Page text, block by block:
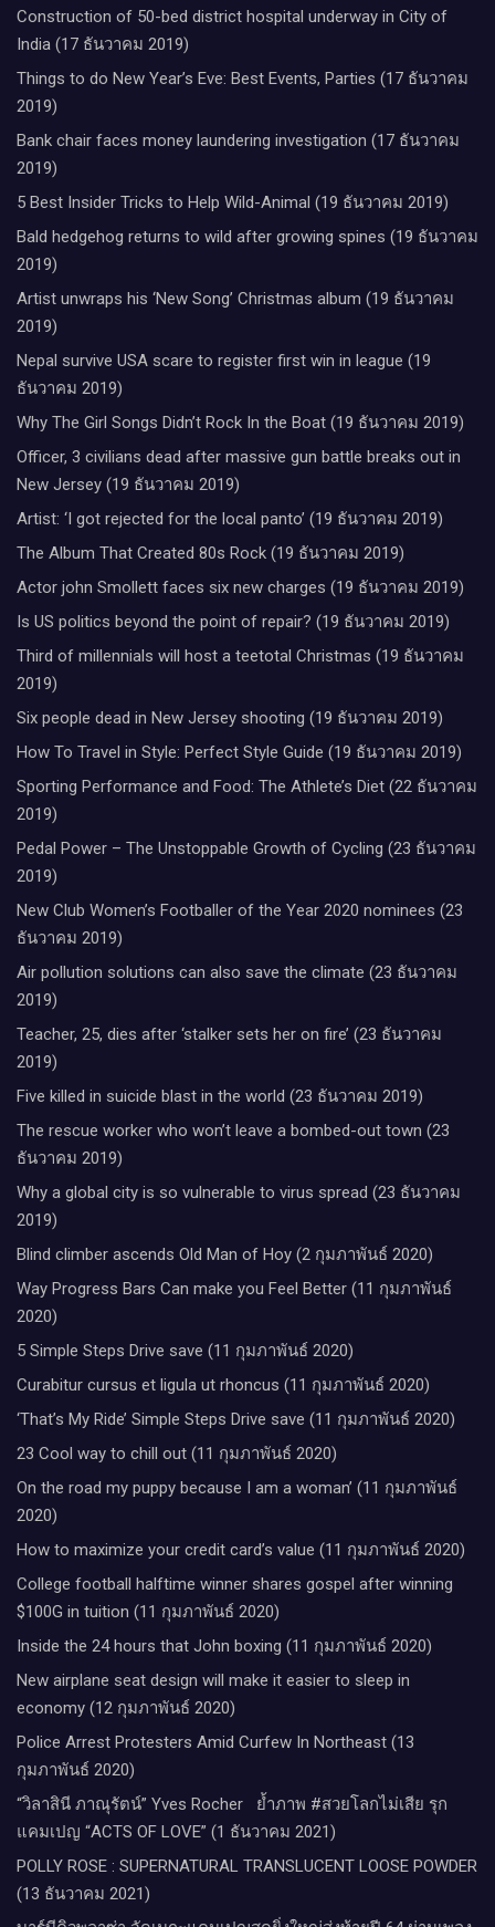
Construction of 50-bed district hospital underway in City of
India (17 ธันวาคม 2019)
Things to do New Year’s Eve: Best Events, Parties (17 ธันวาคม
2019)
Bank chair faces money laundering investigation (17 ธันวาคม
2019)
5 Best Insider Tricks to Help Wild-Animal (19 ธันวาคม 2019)
Bald hedgehog returns to wild after growing spines (19 ธันวาคม
2019)
Artist unwraps his ‘New Song’ Christmas album (19 ธันวาคม
2019)
Nepal survive USA scare to register first win in league (19
ธันวาคม 2019)
Why The Girl Songs Didn’t Rock In the Boat (19 ธันวาคม 2019)
Officer, 3 civilians dead after massive gun battle breaks out in
New Jersey (19 ธันวาคม 2019)
Artist: ‘I got rejected for the local panto’ (19 ธันวาคม 2019)
The Album That Created 80s Rock (19 ธันวาคม 2019)
Actor john Smollett faces six new charges (19 ธันวาคม 2019)
Is US politics beyond the point of repair? (19 ธันวาคม 2019)
Third of millennials will host a teetotal Christmas (19 ธันวาคม
2019)
Six people dead in New Jersey shooting (19 ธันวาคม 2019)
How To Travel in Style: Perfect Style Guide (19 ธันวาคม 2019)
Sporting Performance and Food: The Athlete’s Diet (22 ธันวาคม
2019)
Pedal Power – The Unstoppable Growth of Cycling (23 ธันวาคม
2019)
New Club Women’s Footballer of the Year 2020 nominees (23
ธันวาคม 2019)
Air pollution solutions can also save the climate (23 ธันวาคม
2019)
Teacher, 25, dies after ‘stalker sets her on fire’ (23 ธันวาคม
2019)
Five killed in suicide blast in the world (23 ธันวาคม 2019)
The rescue worker who won’t leave a bombed-out town (23
ธันวาคม 2019)
Why a global city is so vulnerable to virus spread (23 ธันวาคม
2019)
Blind climber ascends Old Man of Hoy (2 กุมภาพันธ์ 2020)
Way Progress Bars Can make you Feel Better (11 กุมภาพันธ์
2020)
5 Simple Steps Drive save (11 กุมภาพันธ์ 2020)
Curabitur cursus et ligula ut rhoncus (11 กุมภาพันธ์ 2020)
‘That’s My Ride’ Simple Steps Drive save (11 กุมภาพันธ์ 2020)
23 Cool way to chill out (11 กุมภาพันธ์ 2020)
On the road my puppy because I am a woman’ (11 กุมภาพันธ์
2020)
How to maximize your credit card’s value (11 กุมภาพันธ์ 2020)
College football halftime winner shares gospel after winning
$100G in tuition (11 กุมภาพันธ์ 2020)
Inside the 24 hours that John boxing (11 กุมภาพันธ์ 2020)
New airplane seat design will make it easier to sleep in
economy (12 กุมภาพันธ์ 2020)
Police Arrest Protesters Amid Curfew In Northeast (13
กุมภาพันธ์ 2020)
“วิลาสินี ภาณุรัตน์” Yves Rocher​ ย้ำภาพ #สวยโลกไม่เสีย รุก
แคมเปญ “ACTS OF LOVE” (1 ธันวาคม 2021)
POLLY ROSE : SUPERNATURAL TRANSLUCENT LOOSE POWDER
(13 ธันวาคม 2021)